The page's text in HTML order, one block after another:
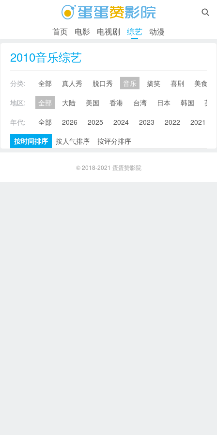

首页 电影 电视剧 综艺 动漫
2010音乐综艺
分类: 全部 真人秀 脱口秀 音乐 搞笑 喜剧
美食
地区:
全部 大陆 美国 香港 台湾 日本 韩国
英
年代:
全部 2026 2025 2024 2023 2022 2021
按时间排序
按人气排序 按评分排序
© 2018-2021 蛋蛋赞影院